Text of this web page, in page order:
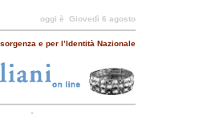
oggi è Giovedì 6 agosto
e per l’Identità Nazionale